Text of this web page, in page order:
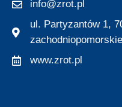
info@zrot.pl
ul. Partyzantów 1,
zachodniopomorskie
www.zrot.pl